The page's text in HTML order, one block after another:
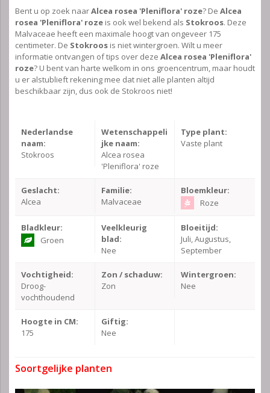
Bent u op zoek naarAlcea rosea 'Pleniflora' roze? De Alcea
rosea 'Pleniflora' roze is ook wel bekend als Stokroos. Deze
Malvaceae heeft een maximale hoogt van ongeveer 175
centimeter. De Stokroos is niet wintergroen. Wilt u meer
informatie ontvangen of tips over deze Alcea rosea 'Pleniflora'
roze? U bent van harte welkom in ons groencentrum, maar houdt
u er alstublieft rekening mee dat niet alle planten altijd
beschikbaar zijn, dus ook de Stokroos niet!
Nederlandse
naam:
Stokroos
Wetenschappeli
jke naam:
Alcea rosea
'Pleniflora' roze
Type plant:
Vaste plant
Geslacht:
Alcea
Familie:
Malvaceae
Bloemkleur:
Roze
Bladkleur:
Groen
Veelkleurig
blad:
Nee
Bloeitijd:
Juli, Augustus,
September
Vochtigheid:
Droog-
vochthoudend
Zon / schaduw:
Zon
Wintergroen:
Nee
Hoogte in CM:
175
Giftig:
Nee
Soortgelijke planten